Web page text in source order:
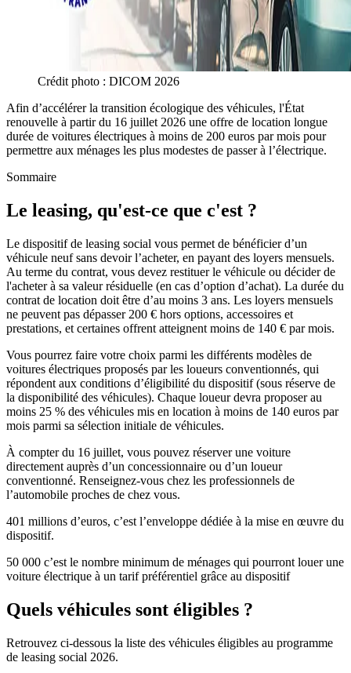
Crédit photo : DICOM 2026
Afin d’accélérer la transition écologique des véhicules, l'État
renouvelle à partir du 16 juillet 2026 une offre de location longue
durée de voitures électriques à moins de 200 euros par mois pour
permettre aux ménages les plus modestes de passer à l’électrique.
Sommaire
Le leasing, qu'est-ce que c'est ?
Le dispositif de leasing social vous permet de bénéficier d’un
véhicule neuf sans devoir l’acheter, en payant des loyers mensuels.
Au terme du contrat, vous devez restituer le véhicule ou décider de
l'acheter à sa valeur résiduelle (en cas d’option d’achat). La durée du
contrat de location doit être d’au moins 3 ans. Les loyers mensuels
ne peuvent pas dépasser 200 € hors options, accessoires et
prestations, et certaines offrent atteignent moins de 140 € par mois.
Vous pourrez faire votre choix parmi les différents modèles de
voitures électriques proposés par les loueurs conventionnés, qui
répondent aux conditions d’éligibilité du dispositif (sous réserve de
la disponibilité des véhicules). Chaque loueur devra proposer au
moins 25 % des véhicules mis en location à moins de 140 euros par
mois parmi sa sélection initiale de véhicules.
À compter du 16 juillet, vous pouvez réserver une voiture
directement auprès d’un concessionnaire ou d’un loueur
conventionné. Renseignez-vous chez les professionnels de
l’automobile proches de chez vous.
401 millions d’euros, c’est l’enveloppe dédiée à la mise en œuvre du
dispositif.
50 000 c’est le nombre minimum de ménages qui pourront louer une
voiture électrique à un tarif préférentiel grâce au dispositif
Quels véhicules sont éligibles ?
Retrouvez ci-dessous la liste des véhicules éligibles au programme
de leasing social 2026.